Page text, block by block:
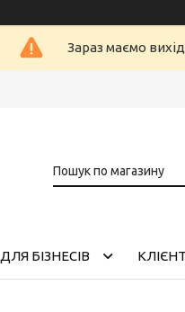
Зараз маємо
ДЛЯ БІЗНЕСІВ